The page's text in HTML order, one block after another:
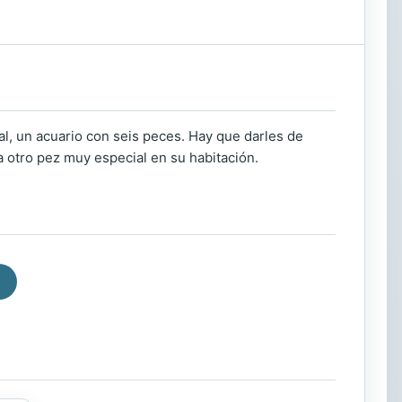
un acuario con seis peces. Hay que darles de
pez muy especial en su habitación.